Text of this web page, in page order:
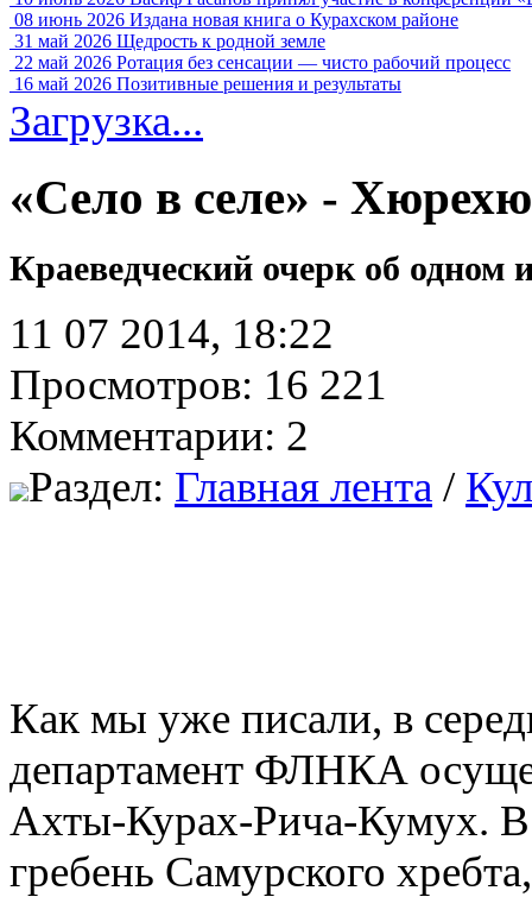
08 июнь 2026 Издана новая книга о Курахском районе
31 май 2026 Щедрость к родной земле
22 май 2026 Ротация без сенсации — чисто рабочий процесс
16 май 2026 Позитивные решения и результаты
Загрузка...
«Село в селе» -
Краеведческий очерк об одном
11 07 2014, 18:22
Просмотров: 16 221
Комментарии: 2
Раздел: Главная лента /
Как мы уже писали, в
департамент ФЛНКА
Ахты-Курах-Рича-Кумух. В
гребень Самурского